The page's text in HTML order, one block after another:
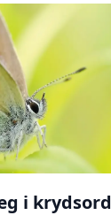
i krydsord